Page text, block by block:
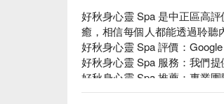
好秋身心靈 Spa 是中正區高
癒，相信每個人都能透過聆聽
好秋身心靈 Spa 評價：
好秋身心靈 Spa 服務：我們
好秋身心靈 Spa 推薦：專業
可以找到那份屬於自己的特